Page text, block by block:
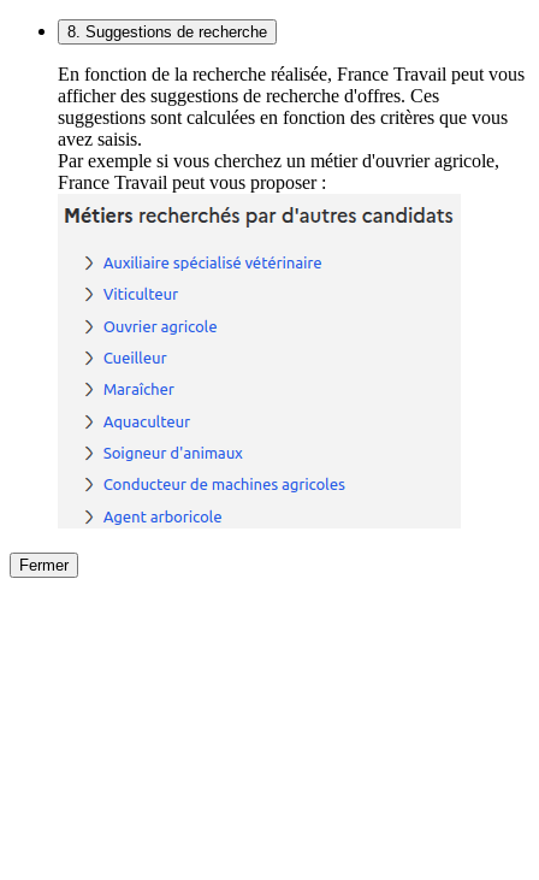
8. Suggestions de recherche
En fonction de la recherche réalisée, France Travail peut vous
afficher des suggestions de recherche d'offres. Ces
suggestions sont calculées en fonction des critères que vous
avez saisis.
Par exemple si vous cherchez un métier d'ouvrier agricole,
France Travail peut vous proposer :
Fermer